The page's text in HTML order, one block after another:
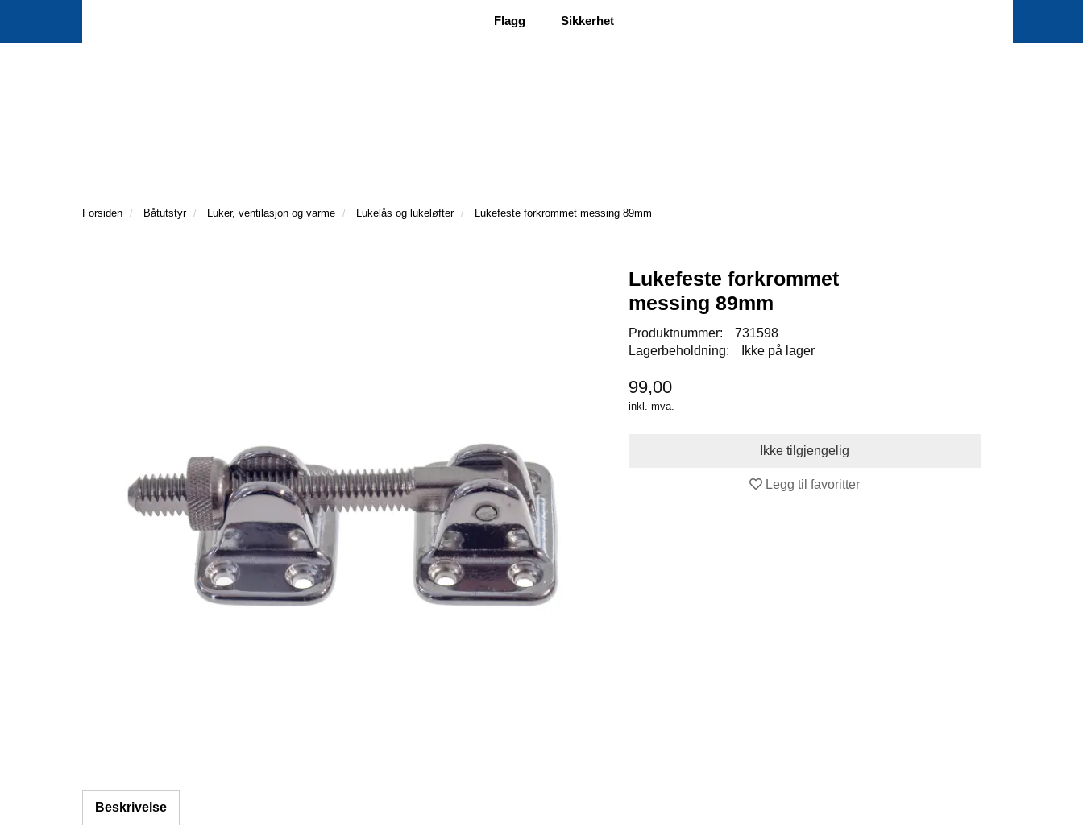
Flagg Sikkerhet
Forsiden Båtutstyr Luker, ventilasjon og varme Lukelås og lukeløfter Lukefeste forkrommet messing 89mm
Lukefeste forkrommet
messing 89mm
Produktnummer:
731598
Lagerbeholdning:
Ikke på lager
99,00
inkl. mva.
Legg til favoritter
Beskrivelse